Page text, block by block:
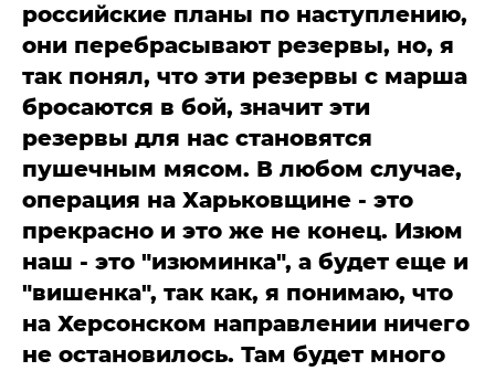
российские планы по наступлению,
они перебрасывают резервы, но, я
так понял, что эти резервы с марша
бросаются в бой, значит эти
резервы для нас становятся
пушечным мясом. В любом случае,
операция на Харьковщине - это
прекрасно и это же не конец. Изюм
наш - это "изюминка", а будет еще и
"вишенка", так как, я понимаю, что
на Херсонском направлении ничего
не остановилось. Там будет много